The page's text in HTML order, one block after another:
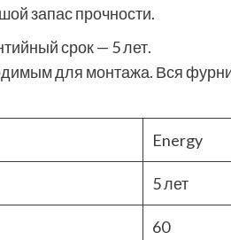
запас прочности.
срок — 5 лет.
для монтажа. Вся
Energy
5 лет
60